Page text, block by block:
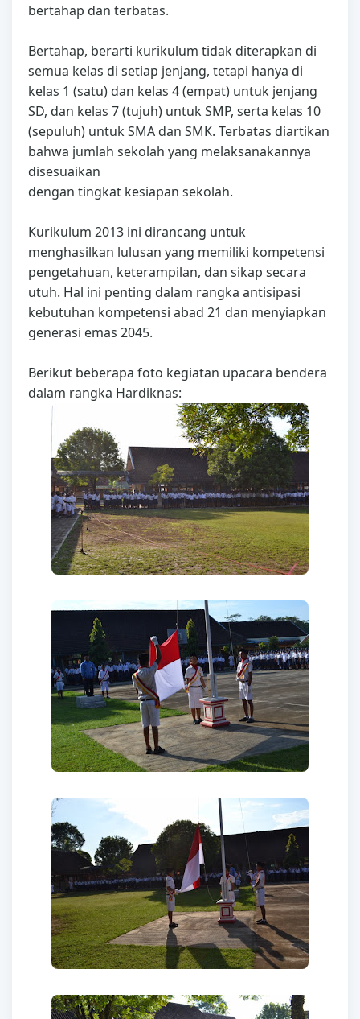
bertahap dan terbatas.
Bertahap, berarti kurikulum tidak diterapkan di
semua kelas di setiap jenjang, tetapi hanya di
kelas 1 (satu) dan kelas 4 (empat) untuk jenjang
SD, dan kelas 7 (tujuh) untuk SMP, serta kelas 10
(sepuluh) untuk SMA dan SMK. Terbatas diartikan
bahwa jumlah sekolah yang melaksanakannya
disesuaikan
dengan tingkat kesiapan sekolah.
Kurikulum 2013 ini dirancang untuk
menghasilkan lulusan yang memiliki kompetensi
pengetahuan, keterampilan, dan sikap secara
utuh. Hal ini penting dalam rangka antisipasi
kebutuhan kompetensi abad 21 dan menyiapkan
generasi emas 2045.
Berikut beberapa foto kegiatan upacara bendera
dalam rangka Hardiknas: